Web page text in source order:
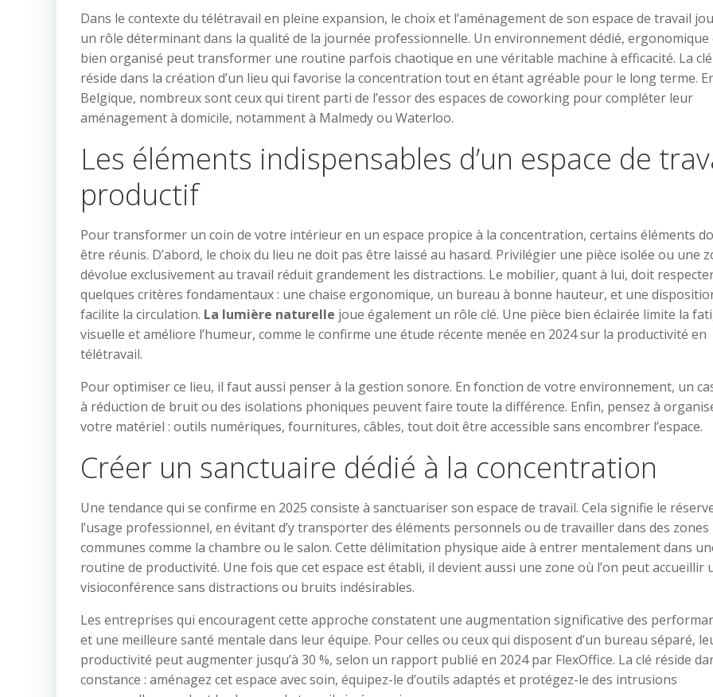
Dans le contexte du télétravail en pleine expansion, le choix et l’aménagement de son espace de travail
un rôle déterminant dans la qualité de la journée professionnelle. Un environnement dédié, ergonomique
bien organisé peut transformer une routine parfois chaotique en une véritable machine à efficacité. La clé
réside dans la création d’un lieu qui favorise la concentration tout en étant agréable pour le long terme.
Belgique, nombreux sont ceux qui tirent parti de l’essor des espaces de coworking pour compléter leur
aménagement à domicile, notamment à Malmedy ou Waterloo.
Les éléments indispensables d’un espace de
productif
Pour transformer un coin de votre intérieur en un espace propice à la concentration, certains éléments
être réunis. D’abord, le choix du lieu ne doit pas être laissé au hasard. Privilégier une pièce isolée ou une
dévolue exclusivement au travail réduit grandement les distractions. Le mobilier, quant à lui, doit
quelques critères fondamentaux : une chaise ergonomique, un bureau à bonne hauteur, et une
facilite la circulation. La lumière naturelle joue également un rôle clé. Une pièce bien éclairée limite la
visuelle et améliore l’humeur, comme le confirme une étude récente menée en 2024 sur la productivité en
télétravail.
Pour optimiser ce lieu, il faut aussi penser à la gestion sonore. En fonction de votre environnement, un
à réduction de bruit ou des isolations phoniques peuvent faire toute la différence. Enfin, pensez à
votre matériel : outils numériques, fournitures, câbles, tout doit être accessible sans encombrer l’espace.
Créer un sanctuaire dédié à la concentration
Une tendance qui se confirme en 2025 consiste à sanctuariser son espace de travail. Cela signifie le
l’usage professionnel, en évitant d’y transporter des éléments personnels ou de travailler dans des zones
communes comme la chambre ou le salon. Cette délimitation physique aide à entrer mentalement dans
routine de productivité. Une fois que cet espace est établi, il devient aussi une zone où l’on peut accueillir
visioconférence sans distractions ou bruits indésirables.
Les entreprises qui encouragent cette approche constatent une augmentation significative des
et une meilleure santé mentale dans leur équipe. Pour celles ou ceux qui disposent d’un bureau séparé,
productivité peut augmenter jusqu’à 30 %, selon un rapport publié en 2024 par FlexOffice. La clé réside
constance : aménagez cet espace avec soin, équipez-le d’outils adaptés et protégez-le des intrusions